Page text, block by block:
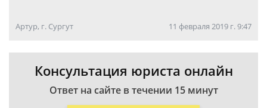
Артур, г. Сургут 11 февраля 2019 г. 9:47
Консультация юриста онлайн
Ответ на сайте в течении 15 минут